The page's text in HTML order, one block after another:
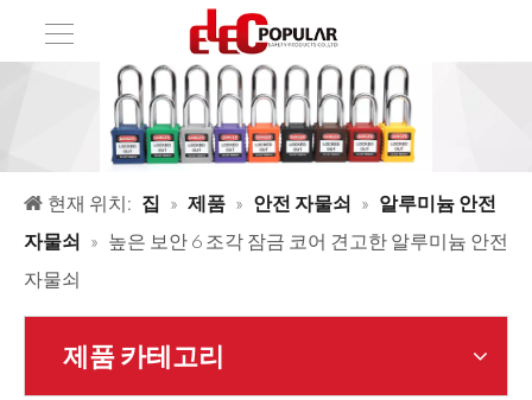
현재 위치: 집 » 제품 » 안전 자물쇠 » 알루미늄 안전
자물쇠 » 높은 보안 6 조각 잠금 코어 견고한 알루미늄 안전
자물쇠
제품 카테고리